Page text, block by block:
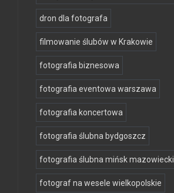
dron dla fotografa
filmowanie ślubów w Krakowie
fotografia biznesowa
fotografia eventowa warszawa
fotografia koncertowa
fotografia ślubna bydgoszcz
fotografia ślubna mińsk mazowiecki
fotograf na wesele wielkopolskie